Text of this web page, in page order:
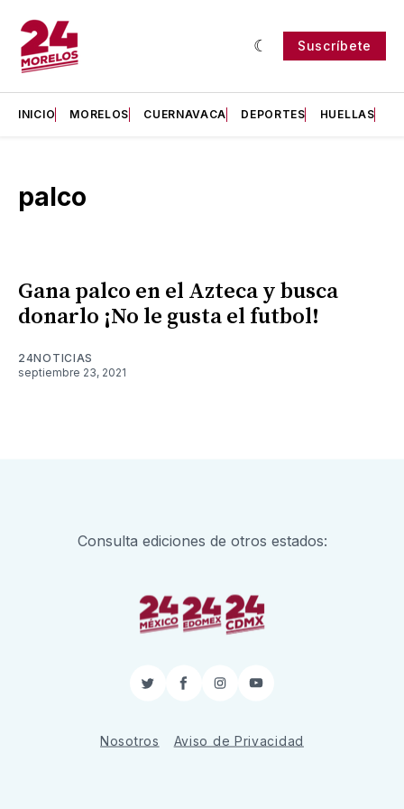
Suscríbete
INICIO MORELOS CUERNAVACA DEPORTES HUELLAS
palco
Gana palco en el Azteca y busca
donarlo ¡No le gusta el futbol!
24NOTICIAS
septiembre 23, 2021
Consulta ediciones de otros estados:
TwitterFacebook
InstagramYouTube
Nosotros Aviso de Privacidad